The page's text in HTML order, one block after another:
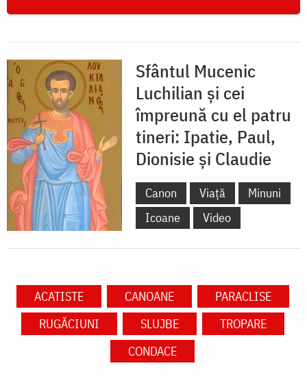
Sfântul Mucenic
Luchilian şi cei
împreună cu el patru
tineri: Ipatie, Paul,
Dionisie și Claudie
Canon Viață
Minuni
Icoane
Video
ACATISTE CANOANE
PARACLISE
RUGĂCIUNI
SLUJBE
TROPARE
CONDACE